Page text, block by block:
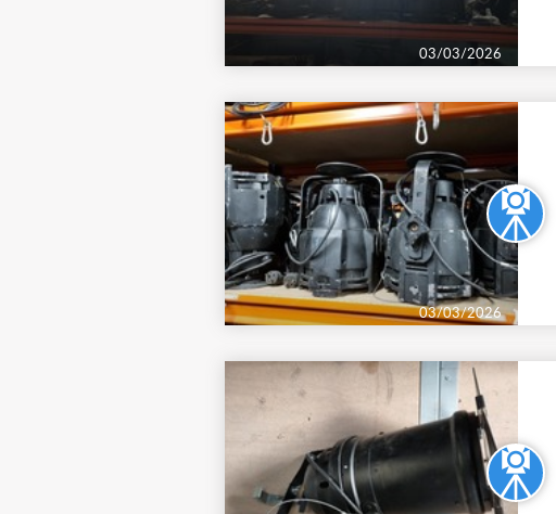
03/03/2026
03/03/2026